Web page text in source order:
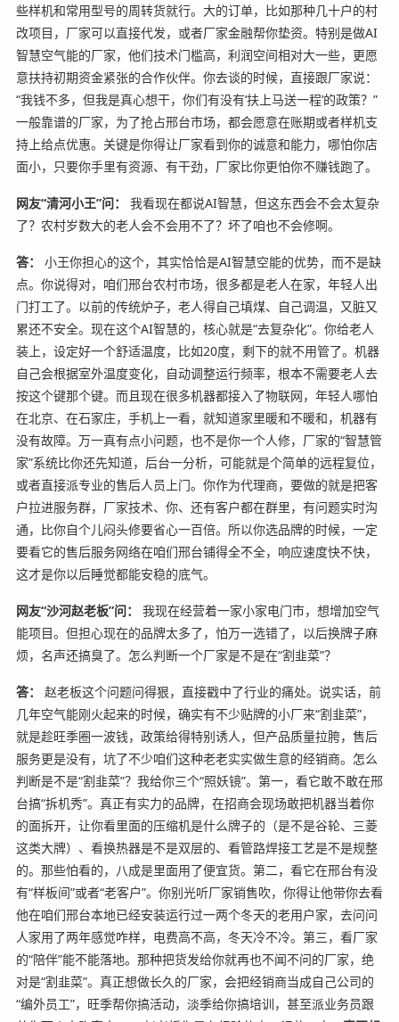
些样机和常用型号的周转货就行。大的订单，比如那种几十户的村
改项目，厂家可以直接代发，或者厂家金融帮你垫资。特别是做AI
智慧空气能的厂家，他们技术门槛高，利润空间相对大一些，更愿
意扶持初期资金紧张的合作伙伴。你去谈的时候，直接跟厂家说：
“我钱不多，但我是真心想干，你们有没有‘扶上马送一程’的政策？”
一般靠谱的厂家，为了抢占邢台市场，都会愿意在账期或者样机支
持上给点优惠。关键是你得让厂家看到你的诚意和能力，哪怕你店
面小，只要你手里有资源、有干劲，厂家比你更怕你不赚钱跑了。
网友“清河小王”问：
我看现在都说AI智慧，但这东西会不会太复杂
了？农村岁数大的老人会不会用不了？坏了咱也不会修啊。
答：
小王你担心的这个，其实恰恰是AI智慧空能的优势，而不是缺
点。你说得对，咱们邢台农村市场，很多都是老人在家，年轻人出
门打工了。以前的传统炉子，老人得自己填煤、自己调温，又脏又
累还不安全。现在这个AI智慧的，核心就是“去复杂化”。你给老人
装上，设定好一个舒适温度，比如20度，剩下的就不用管了。机器
自己会根据室外温度变化，自动调整运行频率，根本不需要老人去
按这个键那个键。而且现在很多机器都接入了物联网，年轻人哪怕
在北京、在石家庄，手机上一看，就知道家里暖和不暖和，机器有
没有故障。万一真有点小问题，也不是你一个人修，厂家的“智慧管
家”系统比你还先知道，后台一分析，可能就是个简单的远程复位，
或者直接派专业的售后人员上门。你作为代理商，要做的就是把客
户拉进服务群，厂家技术、你、还有客户都在群里，有问题实时沟
通，比你自个儿闷头修要省心一百倍。所以你选品牌的时候，一定
要看它的售后服务网络在咱们邢台铺得全不全，响应速度快不快，
这才是你以后睡觉都能安稳的底气。
网友“沙河赵老板”问：
我现在经营着一家小家电门市，想增加空气
能项目。但担心现在的品牌太多了，怕万一选错了，以后换牌子麻
烦，名声还搞臭了。怎么判断一个厂家是不是在“割韭菜”？
答：
赵老板这个问题问得狠，直接戳中了行业的痛处。说实话，前
几年空气能刚火起来的时候，确实有不少贴牌的小厂来“割韭菜”，
就是趁旺季圈一波钱，政策给得特别诱人，但产品质量拉胯，售后
服务更是没有，坑了不少咱们这种老老实实做生意的经销商。怎么
判断是不是“割韭菜”？我给你三个“照妖镜”。第一，看它敢不敢在邢
台搞“拆机秀”。真正有实力的品牌，在招商会现场敢把机器当着你
的面拆开，让你看里面的压缩机是什么牌子的（是不是谷轮、三菱
这类大牌）、看换热器是不是双层的、看管路焊接工艺是不是规整
的。那些怕看的，八成是里面用了便宜货。第二，看它在邢台有没
有“样板间”或者“老客户”。你别光听厂家销售吹，你得让他带你去看
他在咱们邢台本地已经安装运行过一两个冬天的老用户家，去问问
人家用了两年感觉咋样，电费高不高，冬天冷不冷。第三，看厂家
的“陪伴”能不能落地。那种把货发给你就再也不闻不问的厂家，绝
对是“割韭菜”。真正想做长久的厂家，会把经销商当成自己公司的
“编外员工”，旺季帮你搞活动，淡季给你搞培训，甚至派业务员跟